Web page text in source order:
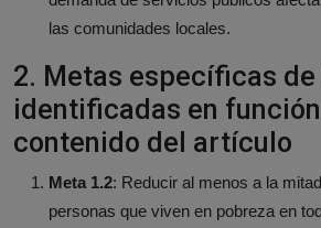
las comunidades locales.
2. Metas específicas de
identificadas en
contenido del artículo
Meta 1.2: Reducir al menos a la
personas que viven en pobreza en